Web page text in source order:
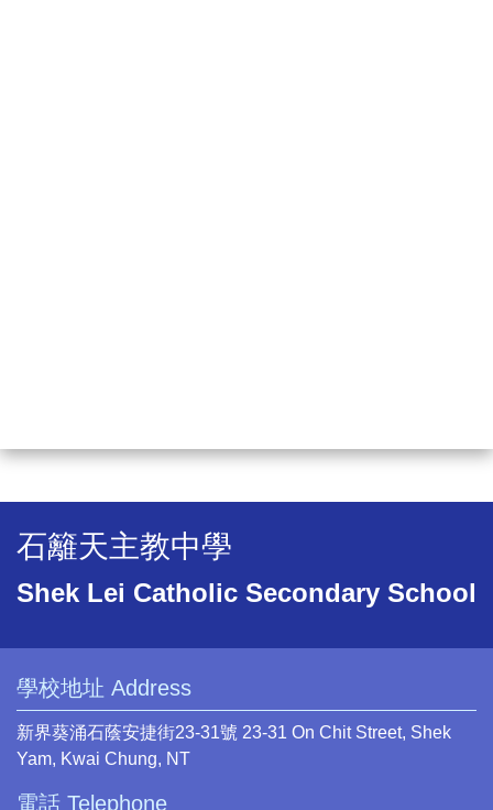
石籬天主教中學
Shek Lei Catholic Secondary School
學校地址 Address
新界葵涌石蔭安捷街23-31號 23-31 On Chit Street, Shek
Yam, Kwai Chung, NT
電話 Telephone